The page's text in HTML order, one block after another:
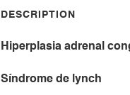
DESCRIPTION
Hiperplasia adrenal
Síndrome de lynch